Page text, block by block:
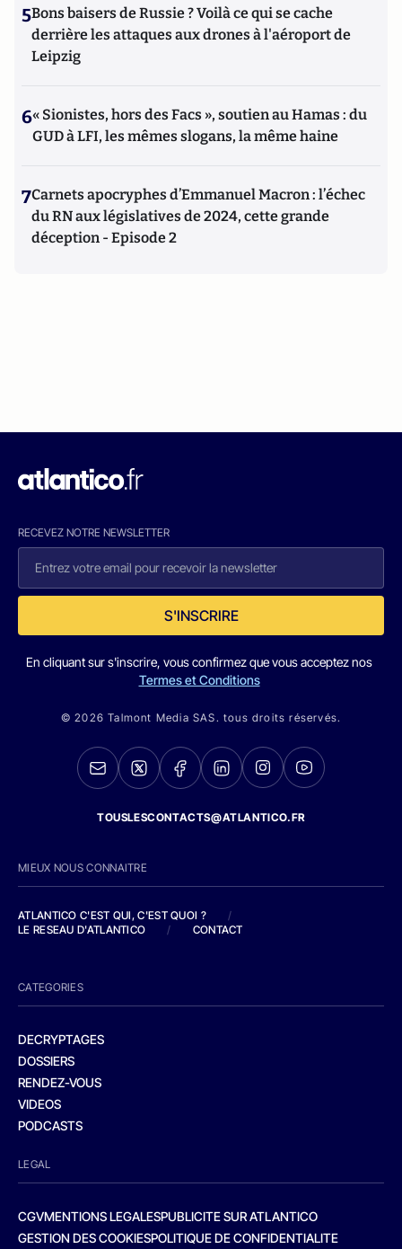
5Bons baisers de Russie ? Voilà ce qui se cache
derrière les attaques aux drones à l'aéroport de
Leipzig
6« Sionistes, hors des Facs », soutien au Hamas : du
GUD à LFI, les mêmes slogans, la même haine
7Carnets apocryphes d’Emmanuel Macron : l’échec
du RN aux législatives de 2024, cette grande
déception - Episode 2
RECEVEZ NOTRE NEWSLETTER
S'INSCRIRE
En cliquant sur s'inscrire, vous confirmez que vous acceptez nos
Termes et Conditions
© 2026 Talmont Media SAS. tous droits réservés.
TOUSLESCONTACTS@ATLANTICO.FR
MIEUX NOUS CONNAITRE
ATLANTICO C'EST QUI, C'EST QUOI ?
/
LE RESEAU D'ATLANTICO
/ CONTACT
CATEGORIES
DECRYPTAGES
DOSSIERS
RENDEZ-VOUS
VIDEOS
PODCASTS
LEGAL
CGVMENTIONS LEGALESPUBLICITE SUR ATLANTICO
GESTION DES COOKIESPOLITIQUE DE CONFIDENTIALITE